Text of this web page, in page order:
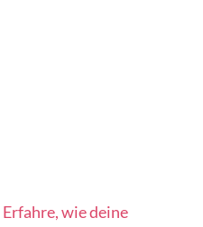
Erfahre, wie deine